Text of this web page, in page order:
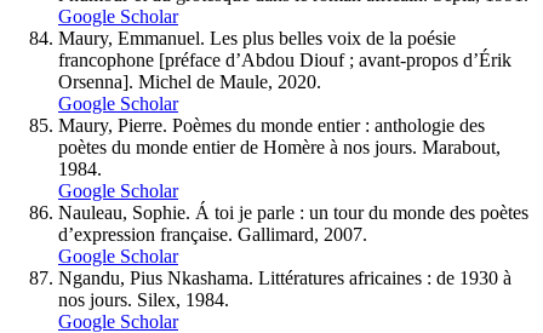
Google Scholar
Maury, Emmanuel. Les plus belles voix de la poésie
francophone [préface d’Abdou Diouf ; avant-propos d’Érik
Orsenna]. Michel de Maule, 2020.
Google Scholar
Maury, Pierre. Poèmes du monde entier : anthologie des
poètes du monde entier de Homère à nos jours. Marabout,
1984.
Google Scholar
Nauleau, Sophie. Á toi je parle : un tour du monde des poètes
d’expression française. Gallimard, 2007.
Google Scholar
Ngandu, Pius Nkashama. Littératures africaines : de 1930 à
nos jours. Silex, 1984.
Google Scholar